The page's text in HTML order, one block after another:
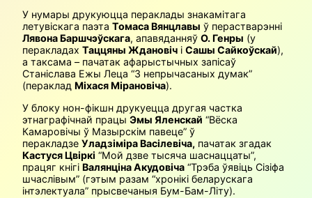
У нумары друкуюцца пераклады знакамітага
летувіскага паэта Томаса Вянцлавы ў перастварэнні
Лявона Баршчэўскага, апавяданняў О. Генры (у
перакладах Таццяны Ждановіч і Сашы Сайкоўскай),
а таксама – пачатак афарыстычных запісаў
Станіслава Ежы Леца “З непрычасаных думак”
(пераклад Міхася Мірановіча).
У блоку нон-фікшн друкуецца другая частка
этнаграфічнай працы Эмы Яленскай “Вёска
Камаровічы ў Мазырскім павеце” ў
перакладзе Уладзіміра Васілевіча, пачатак згадак
Кастуся Цвіркі “Мой дзве тысяча шаснаццаты”,
працяг кнігі Валянціна Акудовіча “Трэба ўявіць Сізіфа
шчаслівым” (гэтым разам “хронікі беларускага
інтэлектуала” прысвечаныя Бум-Бам-Літу).